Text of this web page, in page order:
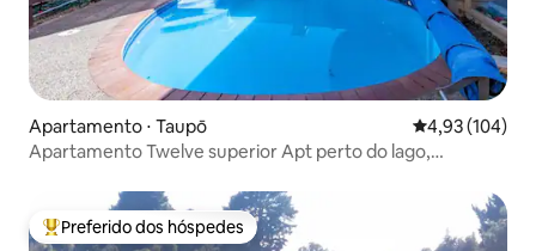
Apartamento ⋅ Taupō 4,93 de uma
4,93 (104)
Apartamento Twelve superior Apt perto do lago,
Entre os melhores preferidos dos hóspedes
Preferido dos hóspedes